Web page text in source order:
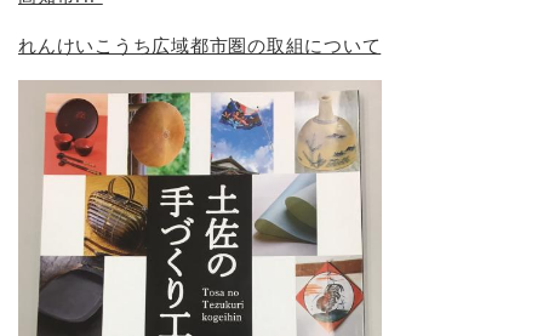
れんけいこうち広域都市圏の取組について